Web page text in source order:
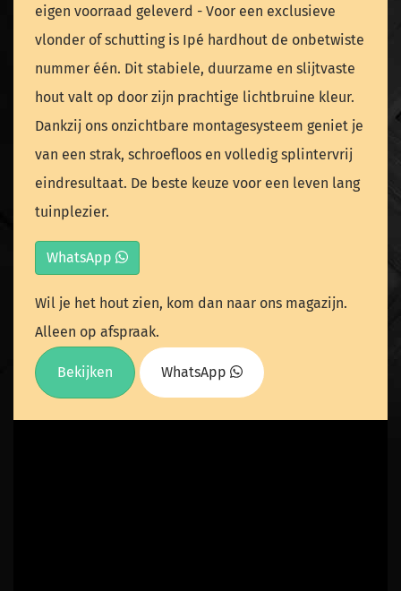
eigen voorraad geleverd - Voor een exclusieve
vlonder of schutting is Ipé hardhout de onbetwiste
nummer één. Dit stabiele, duurzame en slijtvaste
hout valt op door zijn prachtige lichtbruine kleur.
Dankzij ons onzichtbare montagesysteem geniet je
van een strak, schroefloos en volledig splintervrij
eindresultaat. De beste keuze voor een leven lang
tuinplezier.
WhatsApp
Wil je het hout zien, kom dan naar ons magazijn.
Alleen op afspraak.
Bekijken WhatsApp